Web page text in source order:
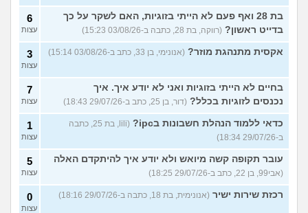
בת 28 ואף פעם לא הייתי בזוגיות, האם לשקר על כך
בדייט ראשון? (רווקה, בת 28, כתבה ב-03/08/26 15:23)
6
עצות
אקסית מתנהגת מוזר? (אנונימי, בן 33, כתב ב-03/08/26 15:14) 3
עצות
בחיים לא הייתי בזוגיות ואני לא יודע איך. איך
נכנסים לזוגיות בכלל? (דור, בן 25, כתב ב-29/07/26 18:43)
7
עצות
כדאי ללמוד הנהלת חשבונות בipc?
(lili, בת 25, כתבה
ב-29/07/26 18:34)
1
עצות
עובר תקופה קשה מיואש ולא יודע איך להיתקדם האלה
(אבי99, בן 22, כתב ב-29/07/26 18:25)
5
עצות
רכזת שירות ישיר (אנונימית, בת 18, כתבה ב-29/07/26 18:16) 0
עצות